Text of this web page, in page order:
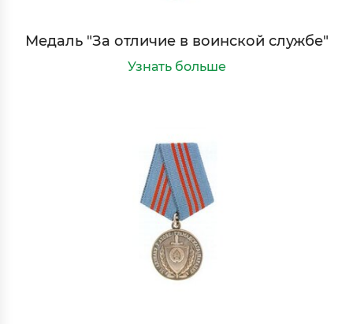
Медаль "За отличие в воинской службе"
Узнать больше